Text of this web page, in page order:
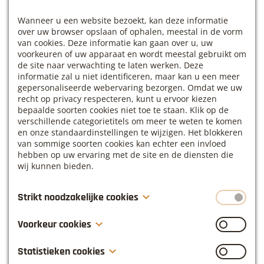
kleine groep van max. 5 personen.
Een aparte ruimte is voorzien om van outfit te
veranderen
De laatste technologische snufjes en
vergadermateriaal zijn voorzien zoals smart
screens, smart boards met LED touch,
flipcharts, pennen, papier, stiften enz.
Neem vooral ook je eigen materiaal mee zoals
laptop, GSM, agenda, jouw presentaties om een
persoonlijke en authentieke ‘touch’ te geven aan
je foto’s.
0468 10 36 27
Adres LinkDistrict: Wespelaarsesteenweg 67, 3150
Wanneer u een website bezoekt, kan deze informatie
over uw browser opslaan of ophalen, meestal in de vorm
van cookies. Deze informatie kan gaan over u, uw
voorkeuren of uw apparaat en wordt meestal gebruikt om
de site naar verwachting te laten werken. Deze
informatie zal u niet identificeren, maar kan u een meer
gepersonaliseerde webervaring bezorgen. Omdat we uw
recht op privacy respecteren, kunt u ervoor kiezen
bepaalde soorten cookies niet toe te staan. Klik op de
verschillende categorietitels om meer te weten te komen
en onze standaardinstellingen te wijzigen. Het blokkeren
van sommige soorten cookies kan echter een invloed
hebben op uw ervaring met de site en de diensten die
wij kunnen bieden.
Strikt noodzakelijke cookies
Deze cookies zijn noodzakelijk voor het functioneren van
de website en kunnen niet uitgeschakeld worden in onze
systemen. Deze worden meestal alleen ingesteld als een
reactie op acties die door u werden ondernomen inzake
Voorkeur cookies
Voorkeur cookies, ook gekend als “functionaliteitscookies”,
stellen een website in staat om keuzes die u in het
Statistieken cookies